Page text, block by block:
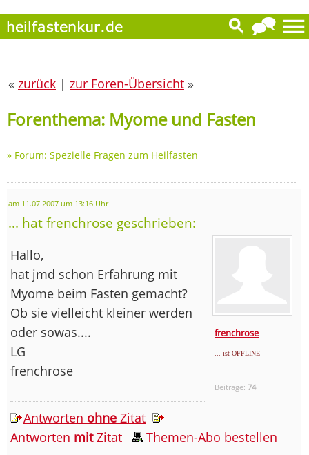
« zurück | zur Foren-Übersicht »
Forenthema: Myome und Fasten
» Forum: Spezielle Fragen zum Heilfasten
am 11.07.2007 um 13:16 Uhr
... hat frenchrose geschrieben:
frenchrose
... ist OFFLINE
Beiträge:74
Hallo,
hat jmd schon Erfahrung mit
Myome beim Fasten gemacht?
Ob sie vielleicht kleiner werden
oder sowas....
LG
frenchrose
Antworten ohne Zitat
Antworten mitZitat Themen-Abo bestellen